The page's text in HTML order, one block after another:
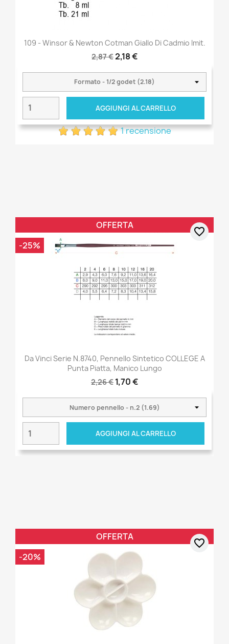
109 - Winsor & Newton Cotman Giallo Di Cadmio Imit.
2,87 €2,18 €
AGGIUNGI AL CARRELLO
1 recensione
Da Vinci Serie N.8740, Pennello Sintetico COLLEGE A
Punta Piatta, Manico Lungo
2,26 € 1,70 €
AGGIUNGI AL CARRELLO
OFFERTA
-25%
favorite_border
OFFERTA
-20%
favorite_border